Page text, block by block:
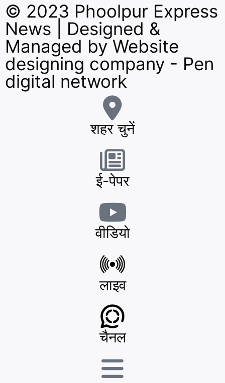
© 2023 Phoolpur Express
News | Designed &
Managed byWebsite
designing company - Pen
digital network
शहर चुनें
ई-पेपर
वीडियो
लाइव
चैनल